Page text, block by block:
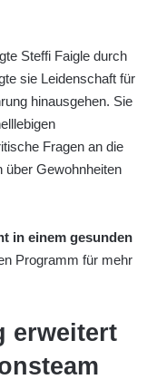
Steffi Faigle durch
sie Leidenschaft für
hinausgehen. Sie
Fragen an die
über Gewohnheiten
in einem gesunden
Programm für mehr
erweitert